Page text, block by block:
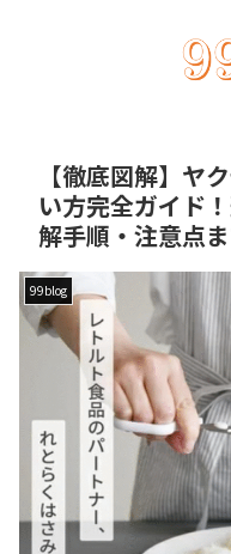
【徹底図解】ヤ
い方完全ガイド
解手順・注意点
99blog